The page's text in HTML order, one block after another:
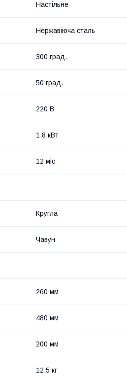
Настільне
Нержавіюча сталь
300 град.
50 град.
220 В
1.8 кВт
12 міс
Кругла
Чавун
260 мм
480 мм
200 мм
12.5 кг